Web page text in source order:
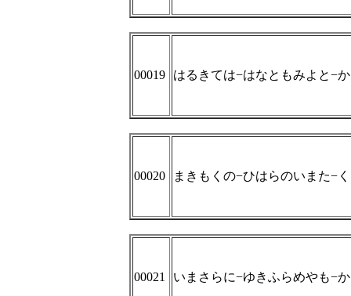
00019 はるきては−はなともみよと−
00020 まきもくの−ひはらのいまた−
00021 いまさらに−ゆきふらめやも−